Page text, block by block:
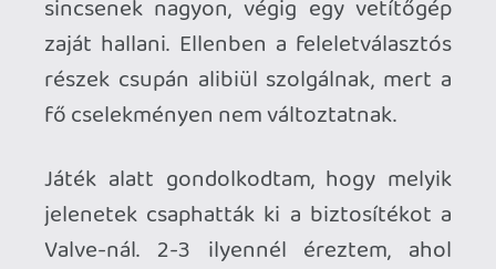
Kontra:
alibi felelet választás;
borzalmasan gagyi animációk;
lehet;
Kiknek ajánlható?